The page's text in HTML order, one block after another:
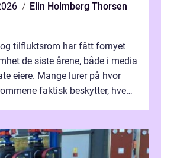
Elin Holmberg Thorsen
tilfluktsrom har fått fornyet
de siste årene, både i media
eiere. Mange lurer på hvor
faktisk beskytter, hvem